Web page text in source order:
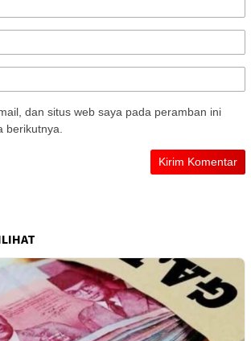
dan situs web saya pada peramban ini
berikutnya.